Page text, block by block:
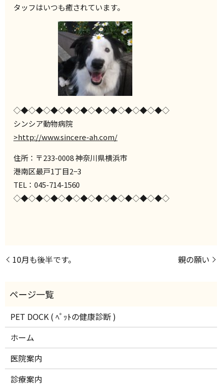
タッフはいつも癒されています。
◇◆◇◆◇◆◇◆◇◆◇◆◇◆◇◆◇◆◇◆◇
シンシア動物病院
>http://www.sincere-ah.com/
住所：〒233-0008 神奈川県横浜市
港南区最戸1丁目2−3
TEL：045-714-1560
◇◆◇◆◇◆◇◆◇◆◇◆◇◆◇◆◇◆◇◆◇
10月も後半です。 親の願い
PET DOCK ( ﾍﾟｯﾄの健康診断 )
ホーム
医院案内
診療案内